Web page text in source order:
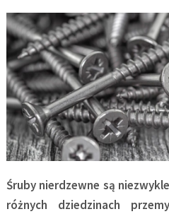
Śruby nierdzewne są
różnych dziedzinach